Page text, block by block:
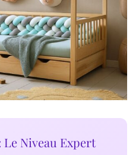
Le Niveau Expert